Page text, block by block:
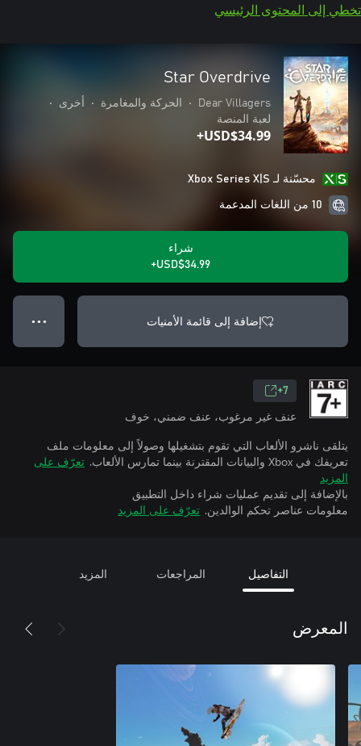
تخطي إلى المحتوى الرئيسي
Star Overdrive
Dear Villagers
• الحركة والمغامرة • أخرى
•
لعبة المنصة
USD$34.99+
محسّنة لـ Xbox Series X|S
10 من اللغات المدعمة
شراء
USD$34.99+
إضافة إلى قائمة الأمنيات ● ● ●
7+
عنف غير مرغوب، عنف ضمني، خوف
يتلقى ناشرو الألعاب التي تقوم بتشغيلها وصولاً إلى معلومات ملف
تعريفك في Xbox والبيانات المقترنة بينما تمارس الألعاب.
تعرّف على
المزيد
بالإضافة إلى تقديم عمليات شراء داخل التطبيق
معلومات عناصر تحكم الوالدين. تعرّف على المزيد
التفاصيل المراجعات المزيد
المعرض